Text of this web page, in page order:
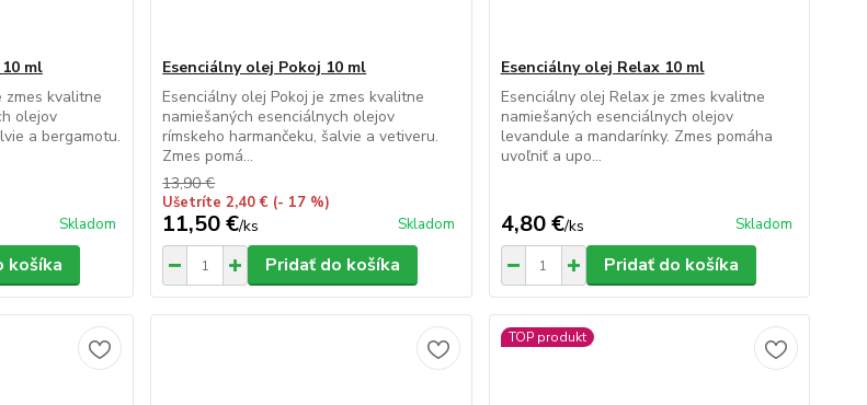
ml
zmes kvalitne
olejov
a bergamotu.
Skladom
košíka
Esenciálny olej Pokoj 10 ml
Esenciálny olej Pokoj je zmes kvalitne
namiešaných esenciálnych olejov
rímskeho harmančeku, šalvie a vetiveru.
Zmes pomá...
13,90 €
Ušetríte 2,40 € (- 17 %)
11,50 €/ks Skladom
Pridať do košíka
Esenciálny olej Relax 10 ml
Esenciálny olej Relax je zmes kvalitne
namiešaných esenciálnych olejov
levandule a mandarínky. Zmes pomáha
uvoľniť a upo...
4,80 €/ks Skladom
Pridať do košíka
TOP produkt